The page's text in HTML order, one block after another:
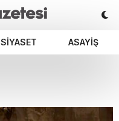
SIYASET ASAYIŞ